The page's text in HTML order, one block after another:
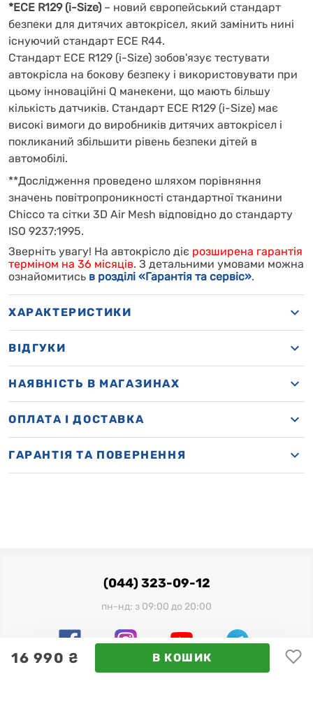
16 990 ₴ В КОШИК
*ECE R129 (i-Size) – новий європейський стандарт
безпеки для дитячих автокрісел, який замінить нині
існуючий стандарт ECE R44.
Стандарт ECE R129 (i-Size) зобов'язує тестувати
автокрісла на бокову безпеку і використовувати при
цьому інноваційні Q манекени, що мають більшу
кількість датчиків. Стандарт ECE R129 (i-Size) має
високі вимоги до виробників дитячих автокрісел і
покликаний збільшити рівень безпеки дітей в
автомобілі.
**Дослідження проведено шляхом порівняння
значень повітропроникності стандартної тканини
Chicco та сітки 3D Air Mesh відповідно до стандарту
ISO 9237:1995.
Зверніть увагу! На автокрісло діє розширена гарантія
терміном на 36 місяців. З детальними умовами можна
ознайомитись в розділі «Гарантія та сервіс».
ХАРАКТЕРИСТИКИ
ВІДГУКИ
НАЯВНІСТЬ В МАГАЗИНАХ
OПЛАТА І ДОСТАВКА
ГАРАНТІЯ ТА ПОВЕРНЕННЯ
(044) 323-09-12
пн-нд: з 09:00 до 20:00